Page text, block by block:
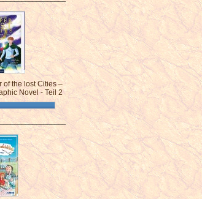
of the lost Cities –
Novel - Teil 2